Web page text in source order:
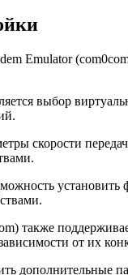
Emulator
выбор
скорости
также
от их
дополнительные